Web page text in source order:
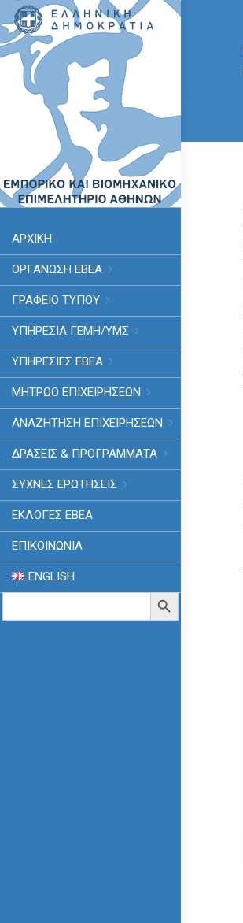
ΑΡΧΙΚΗ
ΟΡΓΑΝΩΣΗ ΕΒΕΑ
ΓΡΑΦΕΙΟ ΤΥΠΟΥ
ΥΠΗΡΕΣΊΑ ΓΕΜΗ/ΥΜΣ
ΥΠΗΡΕΣΙΕΣ ΕΒΕΑ
ΜΗΤΡΩΟ ΕΠΙΧΕΙΡΗΣΕΩΝ
ΑΝΑΖΗΤΗΣΗ ΕΠΙΧΕΙΡΗΣΕΩΝ
ΔΡΑΣΕΙΣ & ΠΡΟΓΡΑΜΜΑΤΑ
ΣΥΧΝΕΣ ΕΡΩΤΗΣΕΙΣ
ΕΚΛΟΓΈΣ ΕΒΕΑ
ΕΠΙΚΟΙΝΩΝΙΑ
ENGLISH
Search
Search Button